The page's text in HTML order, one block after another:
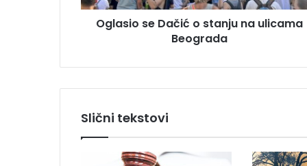
u
e
i
t
a
Oglasio se Dačić o stanju na ulicama
Beograda
Slični tekstovi